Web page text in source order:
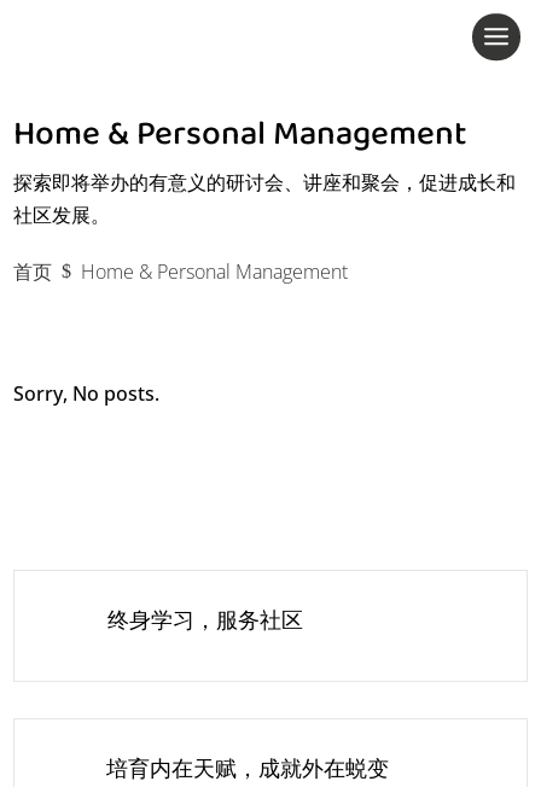
活动日历
往期活动
自我关怀与创意表达
家庭与个人管理
可持续生活技能
沟通与社区动态
简体中文
Home & Personal Management
探索即将举办的有意义的研讨会、讲座和聚会，促进成长和
社区发展。
首页 $ Home & Personal Management
Sorry, No posts.
终身学习，服务社区
培育内在天赋，成就外在蜕变